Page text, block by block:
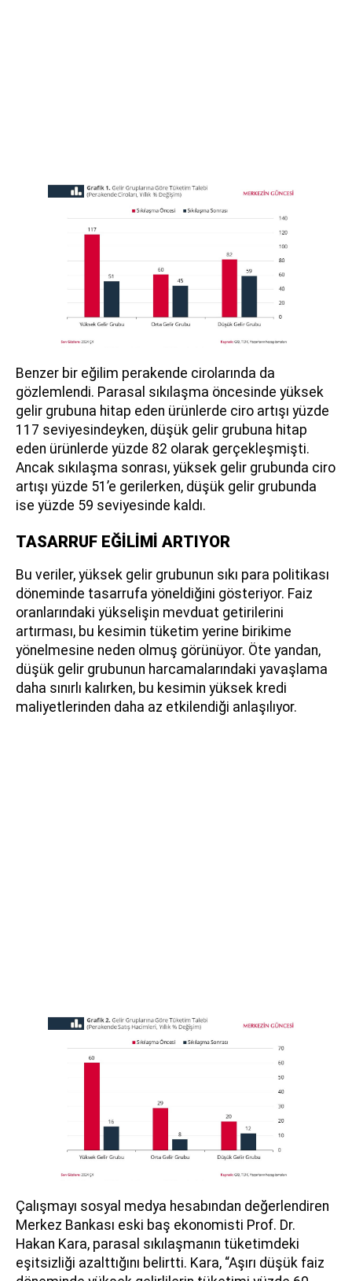
Benzer bir eğilim perakende cirolarında da
gözlemlendi. Parasal sıkılaşma öncesinde yüksek
gelir grubuna hitap eden ürünlerde ciro artışı yüzde
117 seviyesindeyken, düşük gelir grubuna hitap
eden ürünlerde yüzde 82 olarak gerçekleşmişti.
Ancak sıkılaşma sonrası, yüksek gelir grubunda ciro
artışı yüzde 51’e gerilerken, düşük gelir grubunda
ise yüzde 59 seviyesinde kaldı.
TASARRUF EĞİLİMİ ARTIYOR
Bu veriler, yüksek gelir grubunun sıkı para politikası
döneminde tasarrufa yöneldiğini gösteriyor. Faiz
oranlarındaki yükselişin mevduat getirilerini
artırması, bu kesimin tüketim yerine birikime
yönelmesine neden olmuş görünüyor. Öte yandan,
düşük gelir grubunun harcamalarındaki yavaşlama
daha sınırlı kalırken, bu kesimin yüksek kredi
maliyetlerinden daha az etkilendiği anlaşılıyor.
Çalışmayı sosyal medya hesabından değerlendiren
Merkez Bankası eski baş ekonomisti Prof. Dr.
Hakan Kara, parasal sıkılaşmanın tüketimdeki
eşitsizliği azalttığını belirtti. Kara, “Aşırı düşük faiz